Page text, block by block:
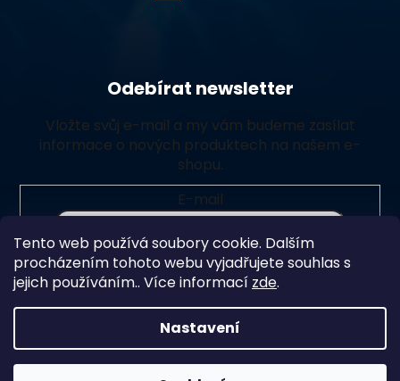
Tento web používá soubory cookie. Dalším
procházením tohoto webu vyjadřujete souhlas s
jejich používáním.. Více informací zde.
Nastavení
Odebírat newsletter
Vložte svůj e-mail a my vám budeme zasílat
informace o nových produktech na našem e-
shopu.
E-mail
Vložením e-mailu souhlasíte spodmínkami ochrany
osobních údajů
Přihlásit se